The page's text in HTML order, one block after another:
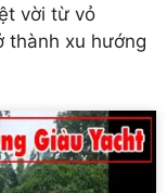
vời từ vỏ
thành xu hướng